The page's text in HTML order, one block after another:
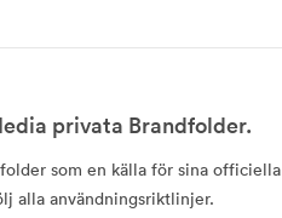
privata Brandfolder.
som en källa för sina officiella
alla användningsriktlinjer.